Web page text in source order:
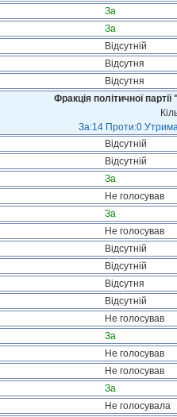
За
За
Відсутній
Відсутня
Відсутня
Фракція політичної
За:14 Проти:0
Відсутній
Відсутній
За
Не голосував
За
Не голосував
Відсутній
Відсутній
Відсутня
Відсутній
Не голосував
За
Не голосував
Не голосував
За
Не голосувала